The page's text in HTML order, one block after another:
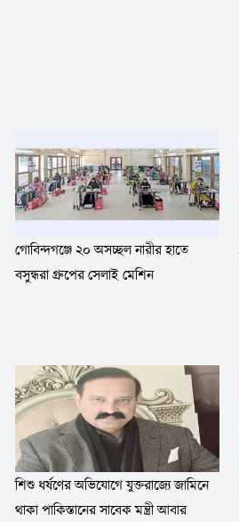
গোবিন্দগঞ্জে ২০ অসচ্ছল নারীর হাতে
বসুন্ধরা গ্রুপের সেলাই মেশিন
শিশু ধর্ষণের অভিযোগে যুক্তরাজ্যে জামিনে
থাকা পাকিস্তানের সাবেক মন্ত্রী আবার